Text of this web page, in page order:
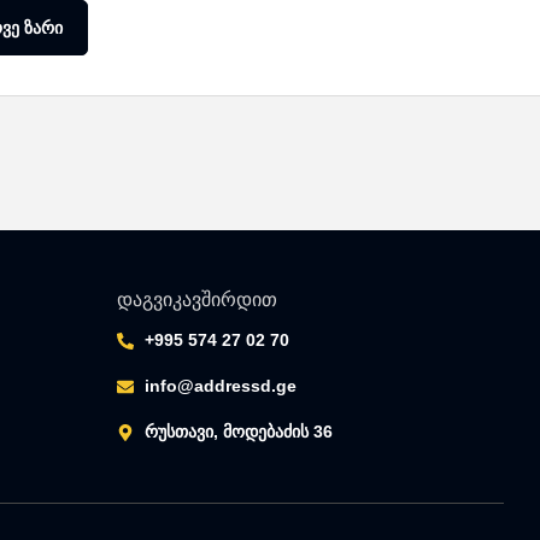
ზარი
დაგვიკავშირდით
+995 574 27 02 70
info@addressd.ge
რუსთავი, მოდებაძის 36